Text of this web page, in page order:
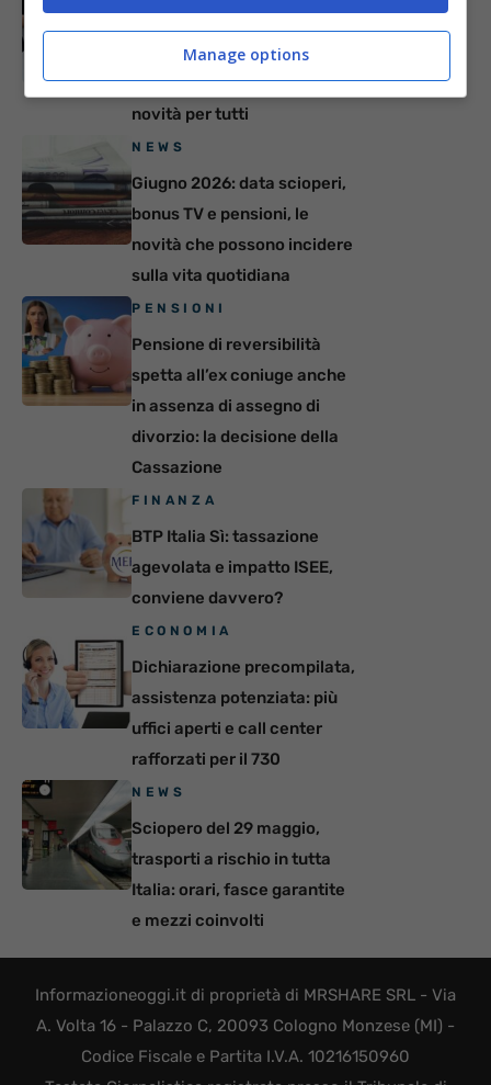
paga ad agosto: è colpa
delle ferie, ma arriva una
novità per tutti
NEWS
Giugno 2026: data scioperi,
bonus TV e pensioni, le
novità che possono incidere
sulla vita quotidiana
PENSIONI
Pensione di reversibilità
spetta all’ex coniuge anche
in assenza di assegno di
divorzio: la decisione della
Cassazione
FINANZA
BTP Italia Sì: tassazione
agevolata e impatto ISEE,
conviene davvero?
ECONOMIA
Dichiarazione precompilata,
assistenza potenziata: più
uffici aperti e call center
rafforzati per il 730
NEWS
Sciopero del 29 maggio,
trasporti a rischio in tutta
Italia: orari, fasce garantite
e mezzi coinvolti
Informazioneoggi.it di proprietà di MRSHARE SRL - Via
A. Volta 16 - Palazzo C, 20093 Cologno Monzese (MI) -
Codice Fiscale e Partita I.V.A. 10216150960
Manage options